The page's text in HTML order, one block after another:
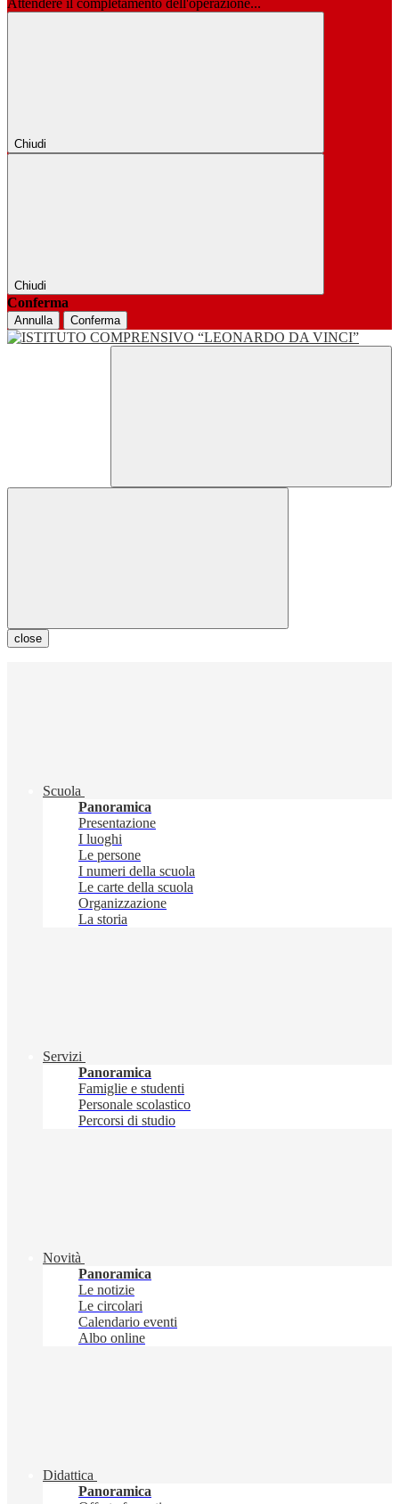
Attendere il completamento dell'operazione...
Chiudi
Chiudi
Conferma
Annulla Conferma
close
Scuola
Panoramica
Presentazione
I luoghi
Le persone
I numeri della scuola
Le carte della scuola
Organizzazione
La storia
Servizi
Panoramica
Famiglie e studenti
Personale scolastico
Percorsi di studio
Novità
Panoramica
Le notizie
Le circolari
Calendario eventi
Albo online
Didattica
Panoramica